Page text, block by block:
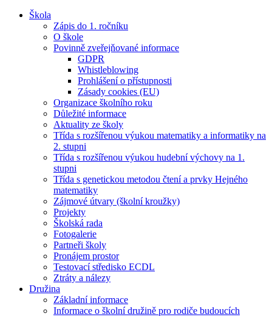
Škola
Zápis do 1. ročníku
O škole
Povinně zveřejňované informace
GDPR
Whistleblowing
Prohlášení o přístupnosti
Zásady cookies (EU)
Organizace školního roku
Důležité informace
Aktuality ze školy
Třída s rozšířenou výukou matematiky a informatiky na
2. stupni
Třída s rozšířenou výukou hudební výchovy na 1.
stupni
Třída s genetickou metodou čtení a prvky Hejného
matematiky
Zájmové útvary (školní kroužky)
Projekty
Školská rada
Fotogalerie
Partneři školy
Pronájem prostor
Testovací středisko ECDL
Ztráty a nálezy
Družina
Základní informace
Informace o školní družině pro rodiče budoucích